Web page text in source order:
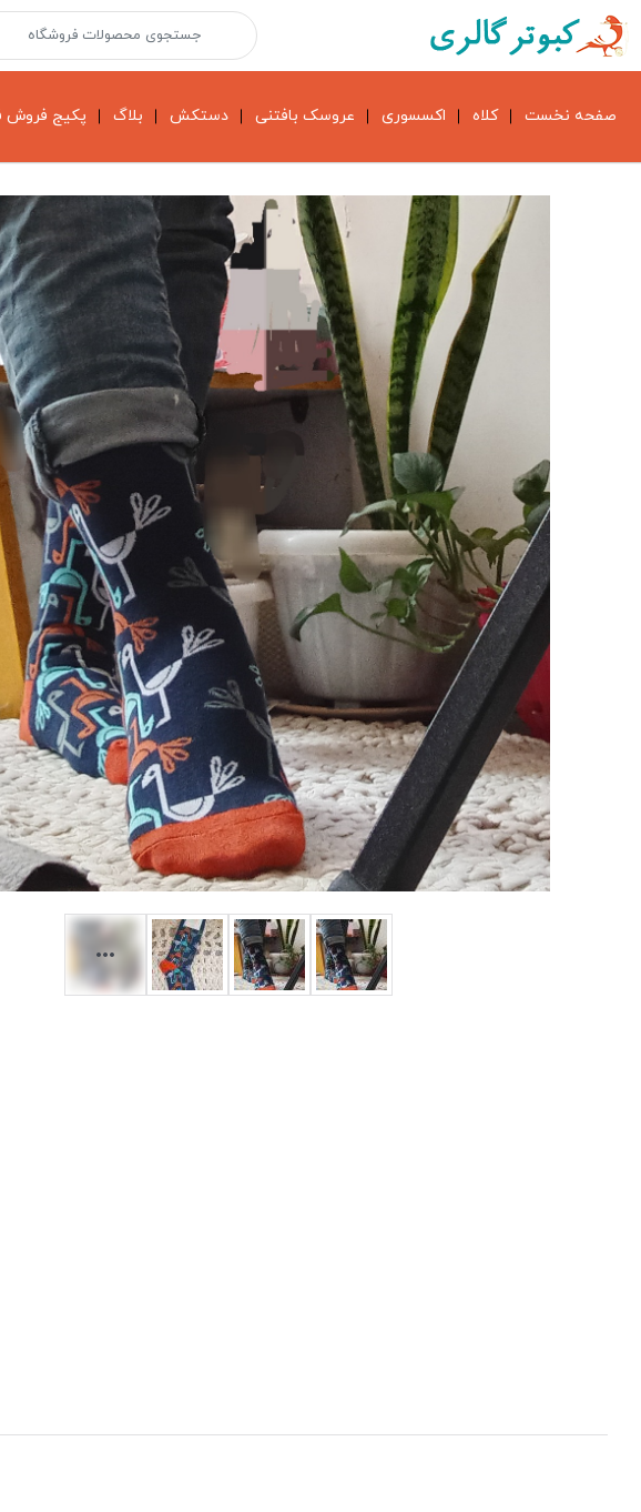
صفحه نخست کلاه اکسسوری عروسک بافتنی دستکش بلاگ پکیج فروش